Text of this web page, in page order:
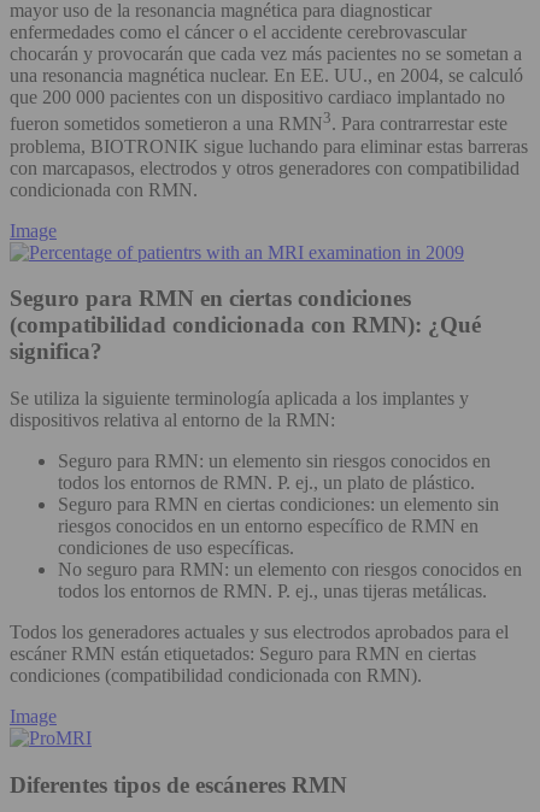
mayor uso de la resonancia magnética para diagnosticar
enfermedades como el cáncer o el accidente cerebrovascular
chocarán y provocarán que cada vez más pacientes no se sometan a
una resonancia magnética nuclear. En EE. UU., en 2004, se calculó
que 200 000 pacientes con un dispositivo cardiaco implantado no
fueron sometidos sometieron a una RMN3. Para contrarrestar este
problema, BIOTRONIK sigue luchando para eliminar estas barreras
con marcapasos, electrodos y otros generadores con compatibilidad
condicionada con RMN.
Image
Seguro para RMN en ciertas condiciones
(compatibilidad condicionada con RMN): ¿Qué
significa?
Se utiliza la siguiente terminología aplicada a los implantes y
dispositivos relativa al entorno de la RMN:
Seguro para RMN: un elemento sin riesgos conocidos en
todos los entornos de RMN. P. ej., un plato de plástico.
Seguro para RMN en ciertas condiciones: un elemento sin
riesgos conocidos en un entorno específico de RMN en
condiciones de uso específicas.
No seguro para RMN: un elemento con riesgos conocidos en
todos los entornos de RMN. P. ej., unas tijeras metálicas.
Todos los generadores actuales y sus electrodos aprobados para el
escáner RMN están etiquetados: Seguro para RMN en ciertas
condiciones (compatibilidad condicionada con RMN).
Image
Diferentes tipos de escáneres RMN